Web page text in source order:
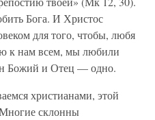
Бога. И Христос
для того, чтобы, любя
к нам всем, мы любили
Божий и Отец — одно.
христианами, этой
склонны